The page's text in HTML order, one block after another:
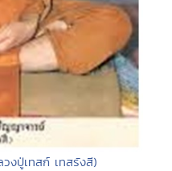
งปู่เทสก์ เทสรังสี)